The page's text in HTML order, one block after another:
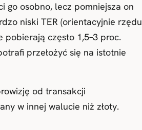
go osobno, lecz pomniejsza on
niski TER (orientacyjnie rzędu
pobierają często 1,5–3 proc.
przełożyć się na istotnie
od transakcji
w innej walucie niż złoty.